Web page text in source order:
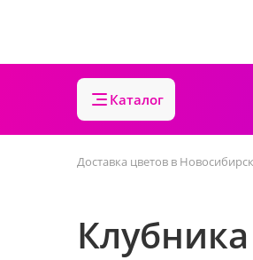
Каталог
Доставка цветов в